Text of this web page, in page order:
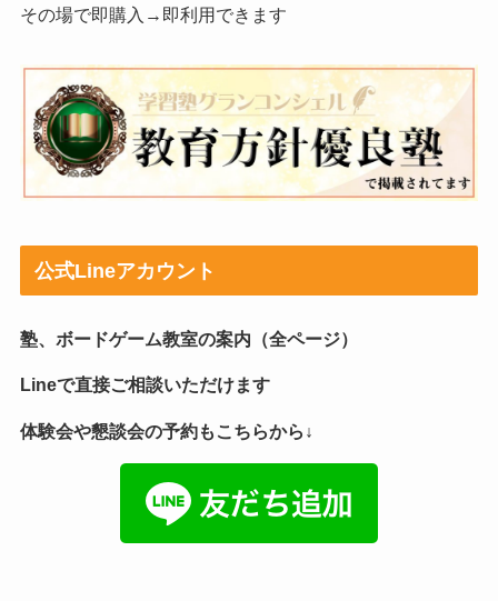
その場で即購入→即利用できます
公式Lineアカウント
塾、ボードゲーム教室の案内（全ページ）
Lineで直接ご相談いただけます
体験会や懇談会の予約もこちらから↓